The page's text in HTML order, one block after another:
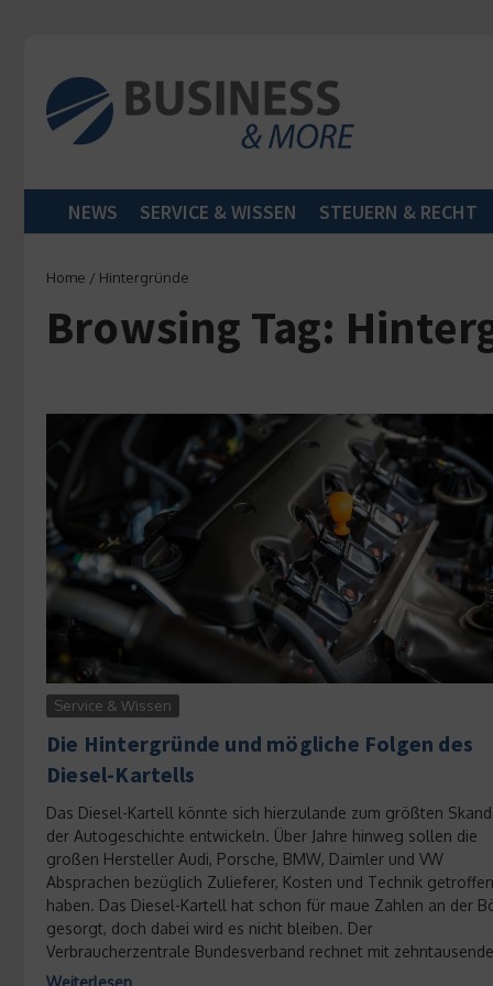
NEWS SERVICE & WISSEN STEUERN & RECHT
Home / Hintergründe
Browsing Tag:
Service & Wissen
Die Hintergründe und mögliche Folgen des
Diesel-Kartells
Das Diesel-Kartell könnte sich hierzulande zum größten
der Autogeschichte entwickeln. Über Jahre hinweg sollen die
großen Hersteller Audi, Porsche, BMW, Daimler und VW
Absprachen bezüglich Zulieferer, Kosten und Technik getroffen
haben. Das Diesel-Kartell hat schon für maue Zahlen an der
gesorgt, doch dabei wird es nicht bleiben. Der
Verbraucherzentrale Bundesverband rechnet mit
Weiterlesen